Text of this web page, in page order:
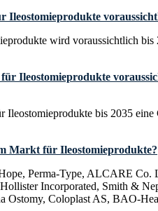
wird voraussichtlich
Ileostomieprodukte
Ileostomieprodukte bis 2035
Markt für Ileostomieprodukte?
Perma-Type, ALCARE Co.
Incorporated, Smith &
Ostomy, Coloplast AS, BAO-